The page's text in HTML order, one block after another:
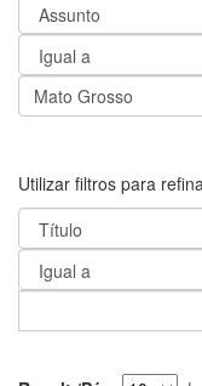
Utilizar filtros para